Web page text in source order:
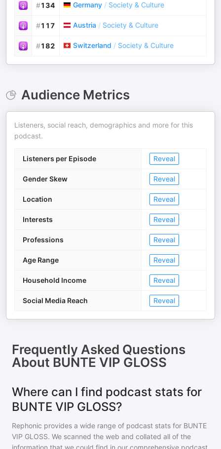
#134 Germany / Society & Culture
#117 Austria / Society & Culture
#182 Switzerland / Society & Culture
Audience Metrics
Listeners, social reach, demographics and more for this
podcast.
Listeners per Episode Reveal
Gender Skew Reveal
Location Reveal
Interests Reveal
Professions Reveal
Age Range Reveal
Household Income Reveal
Social Media Reach Reveal
Frequently Asked Questions
About BUNTE VIP GLOSS
Where can I find podcast stats for
BUNTE VIP GLOSS?
Rephonic provides a wide range of podcast stats for BUNTE
VIP GLOSS. We scanned the web and collated all of the
information that we could find in our comprehensive podcast